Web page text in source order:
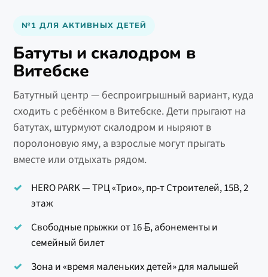
№1 ДЛЯ АКТИВНЫХ ДЕТЕЙ
Батуты и скалодром в
Витебске
Батутный центр — беспроигрышный вариант, куда
сходить с ребёнком в Витебске. Дети прыгают на
батутах, штурмуют скалодром и ныряют в
поролоновую яму, а взрослые могут прыгать
вместе или отдыхать рядом.
HERO PARK — ТРЦ «Трио», пр-т Строителей, 15В, 2
этаж
Свободные прыжки от 16 , абонементы и
семейный билет
Зона и «время маленьких детей» для малышей